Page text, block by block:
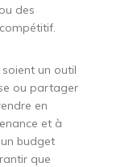
des
soient un outil
ou partager
en
et à
budget
que